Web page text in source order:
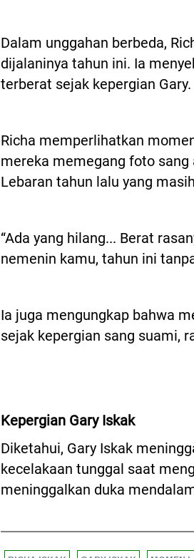
Dalam unggahan berbeda,
dijalaninya tahun ini. Ia
terberat sejak kepergian Gary.
Richa memperlihatkan
mereka memegang foto sang
Lebaran tahun lalu yang
“Ada yang hilang... Berat
nemenin kamu, tahun ini
Ia juga mengungkap bahwa
sejak kepergian sang suami,
Kepergian Gary Iskak
Diketahui, Gary Iskak
kecelakaan tunggal saat
meninggalkan duka